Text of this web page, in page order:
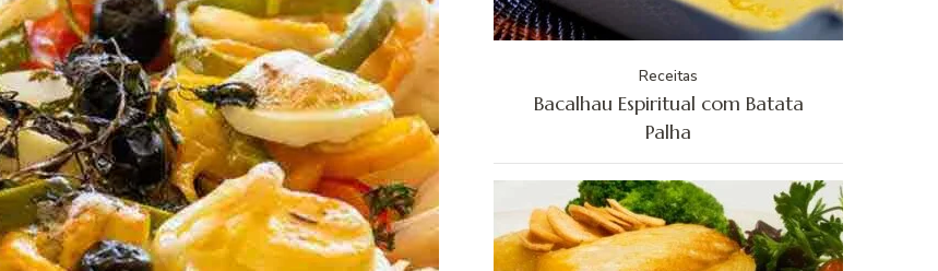
Receitas
Bacalhau Espiritual com Batata
Palha